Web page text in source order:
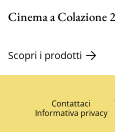
Cinema a Colazione
Scopri i prodotti
Contattaci
Informativa privacy